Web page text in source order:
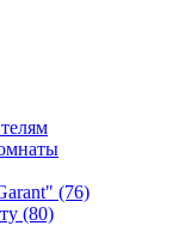
(76)
(80)